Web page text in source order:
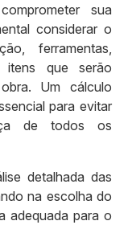
sua
considerar o
ferramentas,
itens que serão
Um cálculo
para evitar
de todos os
detalhada das
na escolha do
adequada para o